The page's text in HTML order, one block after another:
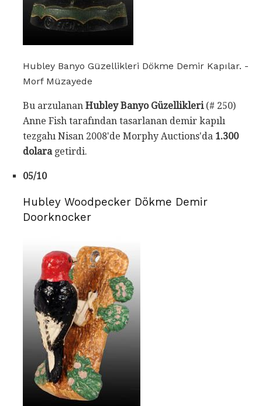
Hubley Banyo Güzellikleri Dökme Demir Kapılar. -
Morf Müzayede
Bu arzulanan Hubley Banyo Güzellikleri(# 250)
Anne Fish tarafından tasarlanan demir kapılı
tezgahı Nisan 2008'de Morphy Auctions'da 1.300
dolaragetirdi.
05/10
Hubley Woodpecker Dökme Demir
Doorknocker